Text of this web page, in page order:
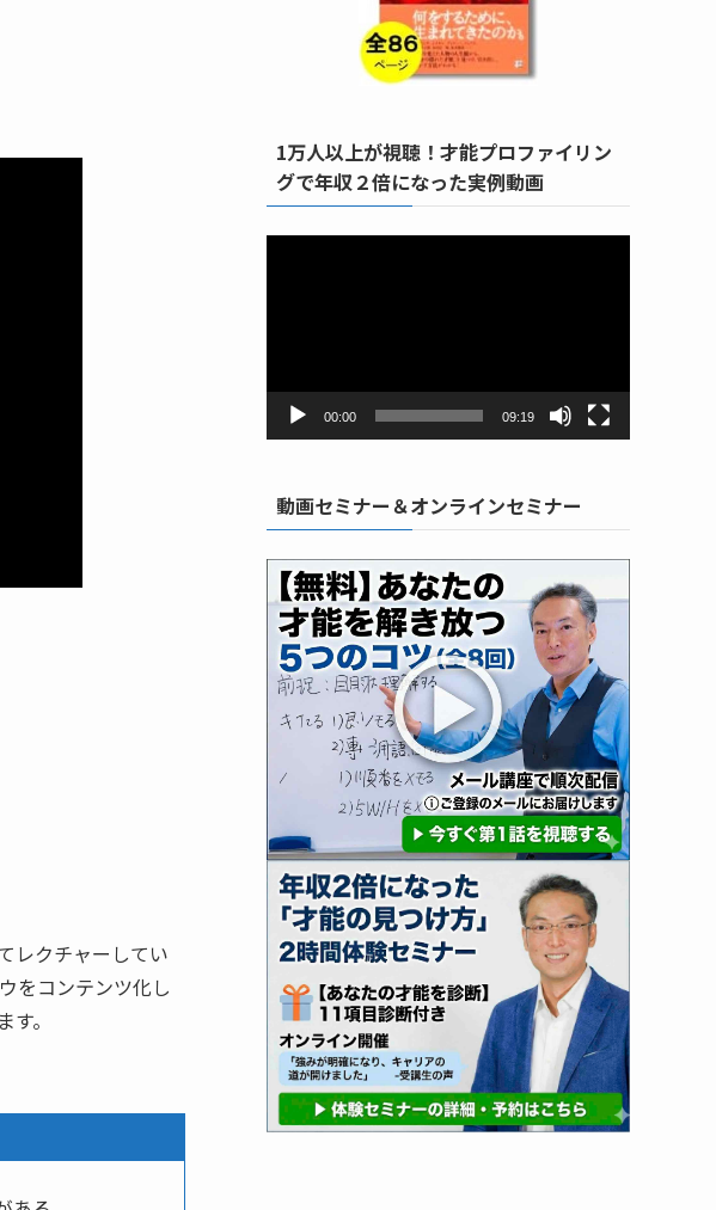
レクチャーしてい
をコンテンツ化し
。
1万人以上が視聴！才能プロファイリン
グで年収２倍になった実例動画
00:00 09:19
動画セミナー＆オンラインセミナー